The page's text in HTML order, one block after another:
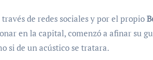
de redes sociales y por el propio
en la capital, comenzó a afinar su
si de un acústico se tratara.